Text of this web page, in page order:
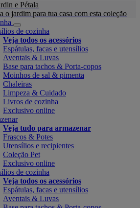
e Pétala
o jardim para tua casa com esta coleção
de cozinha
Veja todos os acessórios
Espátulas, facas e utensílios
Aventais & Luvas
Base para tachos & Porta-copos
Moinhos de sal & pimenta
Chaleiras
Limpeza & Cuidado
Livros de cozinha
Exclusivo online
Veja tudo para armazenar
Frascos & Potes
Utensílios e recipientes
Coleção Pet
Exclusivo online
de cozinha
Veja todos os acessórios
Espátulas, facas e utensílios
Aventais & Luvas